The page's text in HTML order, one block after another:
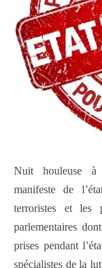
Nuit houleuse à
manifeste de
terroristes et les
parlementaires
prises pendant
spécialistes de la